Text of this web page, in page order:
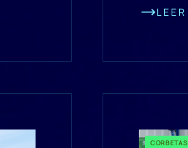
LEER
CORBETAS